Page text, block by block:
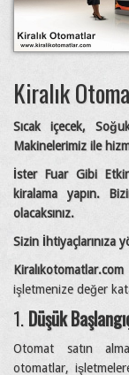
Kiralık
Sıcak içecek,
Makinelerimiz ile
İster Fuar Gibi
kiralama yapın.
olacaksınız.
Sizin İhtiyaçlarınıza
Kiralıkotomatlar.com
işletmenize değer
1. Düşük
Otomat satın
otomatlar,